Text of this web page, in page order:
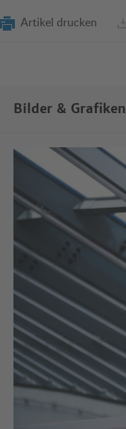
Artikel drucken
Bilder & Grafiken